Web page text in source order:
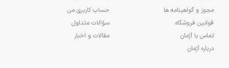
مجوز و گواهینامه ها
قوانین فروشگاه
تماس با آژمان
درباره آژمان
حساب کاربری من
سؤالات متداول
مقالات و اخبار